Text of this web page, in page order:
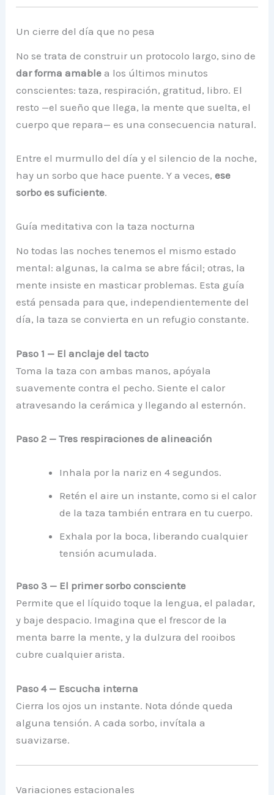
Un cierre del día que no pesa
No se trata de construir un protocolo largo, sino de
dar forma amable a los últimos minutos
conscientes: taza, respiración, gratitud, libro. El
resto —el sueño que llega, la mente que suelta, el
cuerpo que repara— es una consecuencia natural.
Entre el murmullo del día y el silencio de la noche,
hay un sorbo que hace puente. Y a veces,ese
sorbo es suficiente.
Guía meditativa con la taza nocturna
No todas las noches tenemos el mismo estado
mental: algunas, la calma se abre fácil; otras, la
mente insiste en masticar problemas. Esta guía
está pensada para que, independientemente del
día, la taza se convierta en un refugio constante.
Paso 1 — El anclaje del tacto
Toma la taza con ambas manos, apóyala
suavemente contra el pecho. Siente el calor
atravesando la cerámica y llegando al esternón.
Paso 2 — Tres respiraciones de alineación
Inhala por la nariz en 4 segundos.
Retén el aire un instante, como si el calor
de la taza también entrara en tu cuerpo.
Exhala por la boca, liberando cualquier
tensión acumulada.
Paso 3 — El primer sorbo consciente
Permite que el líquido toque la lengua, el paladar,
y baje despacio. Imagina que el frescor de la
menta barre la mente, y la dulzura del rooibos
cubre cualquier arista.
Paso 4 — Escucha interna
Cierra los ojos un instante. Nota dónde queda
alguna tensión. A cada sorbo, invítala a
suavizarse.
Variaciones estacionales